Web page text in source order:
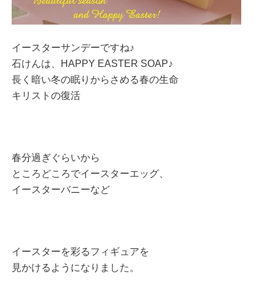
イースターサンデーですね♪
石けんは、HAPPY EASTER SOAP♪
長く暗い冬の眠りからさめる春の生命
キリストの復活
春分過ぎぐらいから
ところどころでイースターエッグ、
イースターバニーなど
イースターを彩るフィギュアを
見かけるようになりました。